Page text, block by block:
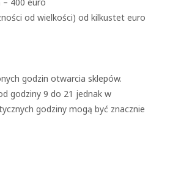
od wielkości) od kilkustet euro
godzin otwarcia sklepów.
godziny 9 do 21 jednak w
godziny mogą być znacznie